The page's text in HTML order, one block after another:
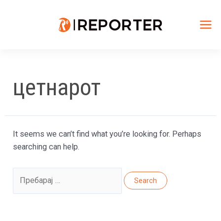
цетнарот
It seems we can’t find what you’re looking for. Perhaps
searching can help.